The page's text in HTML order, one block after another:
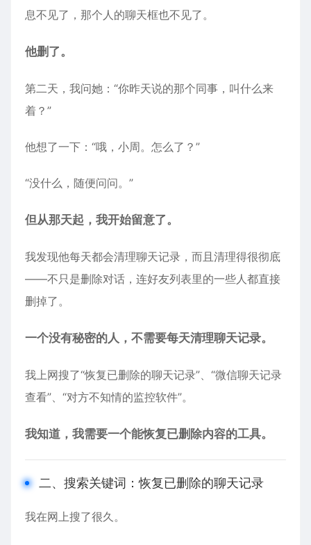
息不见了，那个人的聊天框也不见了。
他删了。
第二天，我问她：“你昨天说的那个同事，叫什么来
着？”
他想了一下：“哦，小周。怎么了？”
“没什么，随便问问。”
但从那天起，我开始留意了。
我发现他每天都会清理聊天记录，而且清理得很彻底
——不只是删除对话，连好友列表里的一些人都直接
删掉了。
一个没有秘密的人，不需要每天清理聊天记录。
我上网搜了“恢复已删除的聊天记录”、“微信聊天记录
查看”、“对方不知情的监控软件”。
我知道，我需要一个能恢复已删除内容的工具。
二、搜索关键词：恢复已删除的聊天记录
我在网上搜了很久。